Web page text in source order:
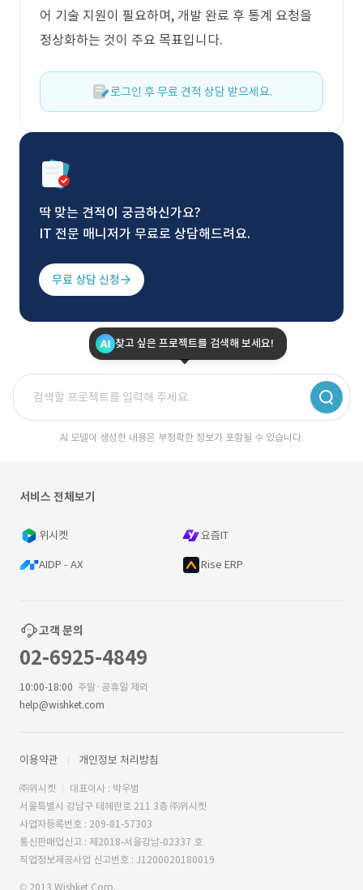
어 기술 지원이 필요하며, 개발 완료 후 통계 요청을
정상화하는 것이 주요 목표입니다.
로그인 후 무료 견적 상담 받으세요.
딱 맞는 견적이 궁금하신가요?
IT 전문 매니저가 무료로 상담해드려요.
무료 상담 신청
찾고 싶은 프로젝트를 검색해 보세요!
AI 모델이 생성한 내용은 부정확한 정보가 포함될 수 있습니다.
서비스 전체보기
위시켓 요즘IT
AIDP - AX Rise ERP
고객 문의
02-6925-4849
10:00-18:00 주말·공휴일 제외
help@wishket.com
이용약관 개인정보 처리방침
㈜위시켓
대표이사 : 박우범
서울특별시 강남구 테헤란로 211 3층 ㈜위시켓
사업자등록번호 : 209-81-57303
통신판매업신고 : 제2018-서울강남-02337 호
직업정보제공사업 신고번호 : J1200020180019
© 2013 Wishket Corp.